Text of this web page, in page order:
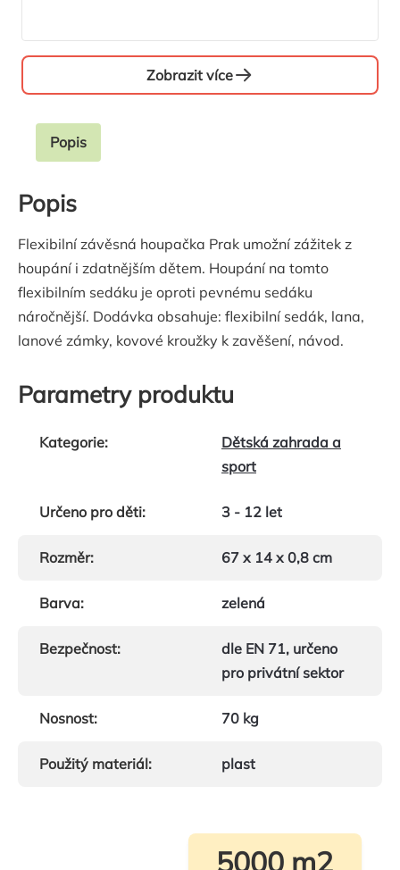
Zobrazit více
Popis
Popis
Flexibilní závěsná houpačka Prak umožní zážitek z
houpání i zdatnějším dětem. Houpání na tomto
flexibilním sedáku je oproti pevnému sedáku
náročnější. Dodávka obsahuje: flexibilní sedák, lana,
lanové zámky, kovové kroužky k zavěšení, návod.
Parametry produktu
Kategorie:
Dětská zahrada a
sport
Určeno pro děti: 3 - 12 let
Rozměr: 67 x 14 x 0,8 cm
Barva: zelená
Bezpečnost:
dle EN 71, určeno
pro privátní sektor
Nosnost: 70 kg
Použitý materiál: plast
5000 m2